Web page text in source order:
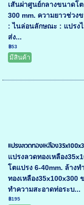
เสันผ่าศูนย์กลางขนาดโ
300 mm. ความยาวช่วง
: ไนล่อนลักษณะ : แปรง
ส่ง...
฿53
มีสินค้า
แปรงลวดทองเหลือง
แปรงลวดทองเหลือง
โตแปรง 6-40mm. ล้าง
ทองเหลือง35x100x300
ทำความสะอาดท่อระบ...
฿195